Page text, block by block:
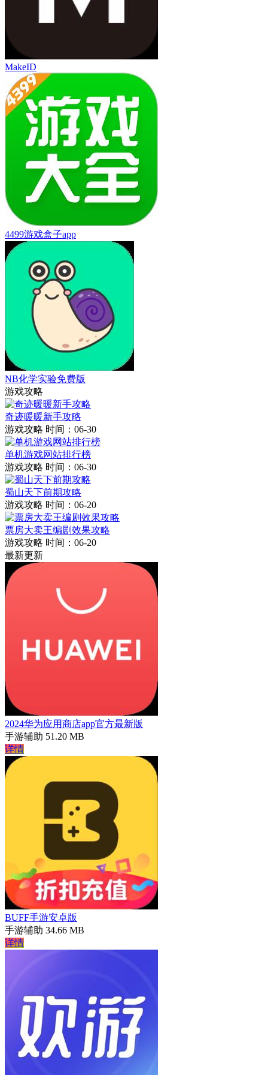
MakeID
4499游戏盒子app
NB化学实验免费版
游戏攻略
奇迹暖暖新手攻略
游戏攻略 时间：06-30
单机游戏网站排行榜
游戏攻略 时间：06-30
蜀山天下前期攻略
游戏攻略 时间：06-20
票房大卖王编剧效果攻略
游戏攻略 时间：06-20
最新更新
2024华为应用商店app官方最新版
手游辅助 51.20 MB
详情
BUFF手游安卓版
手游辅助 34.66 MB
详情